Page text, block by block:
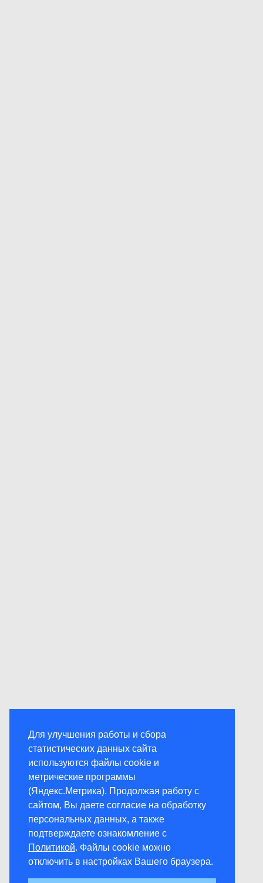
Для улучшения работы и сбора
статистических данных сайта
используются файлы cookie и
метрические программы
(Яндекс.Метрика). Продолжая работу с
сайтом, Вы даете согласие на обработку
персональных данных, а также
подтверждаете ознакомление с
Политикой. Файлы cookie можно
отключить в настройках Вашего браузера.